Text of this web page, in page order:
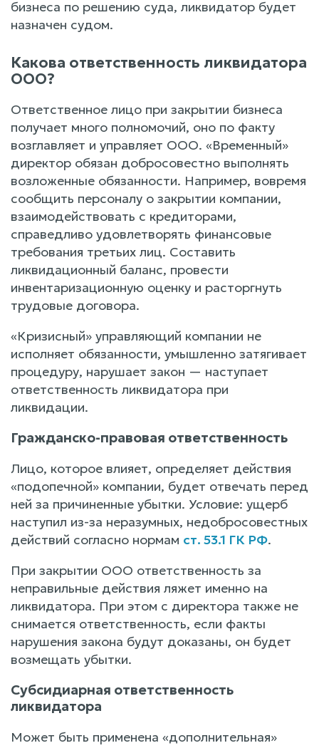
бизнеса по решению суда, ликвидатор будет
назначен судом.
Какова ответственность ликвидатора
ООО?
Ответственное лицо при закрытии бизнеса
получает много полномочий, оно по факту
возглавляет и управляет ООО. «Временный»
директор обязан добросовестно выполнять
возложенные обязанности. Например, вовремя
сообщить персоналу о закрытии компании,
взаимодействовать с кредиторами,
справедливо удовлетворять финансовые
требования третьих лиц. Составить
ликвидационный баланс, провести
инвентаризационную оценку и расторгнуть
трудовые договора.
«Кризисный» управляющий компании не
исполняет обязанности, умышленно затягивает
процедуру, нарушает закон — наступает
ответственность ликвидатора при
ликвидации.
Гражданско-правовая ответственность
Лицо, которое влияет, определяет действия
«подопечной» компании, будет отвечать перед
ней за причиненные убытки. Условие: ущерб
наступил из-за неразумных, недобросовестных
действий согласно нормам ст. 53.1 ГК РФ.
При закрытии ООО ответственность за
неправильные действия ляжет именно на
ликвидатора. При этом с директора также не
снимается ответственность, если факты
нарушения закона будут доказаны, он будет
возмещать убытки.
Субсидиарная ответственность
ликвидатора
Может быть применена «дополнительная»